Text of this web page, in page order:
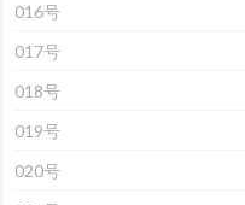
016号
017号
018号
019号
020号